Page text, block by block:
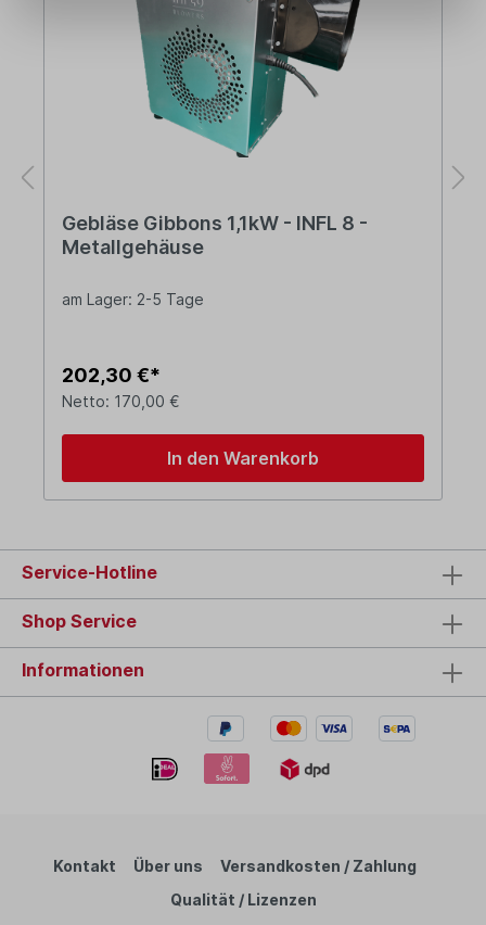
Gebläse Gibbons 1,1kW - INFL 8 -
Metallgehäuse
am Lager: 2-5 Tage
202,30 €*
Netto: 170,00 €
In den Warenkorb
Service-Hotline
Shop Service
Informationen
Kontakt Über uns
Versandkosten / Zahlung
Qualität / Lizenzen